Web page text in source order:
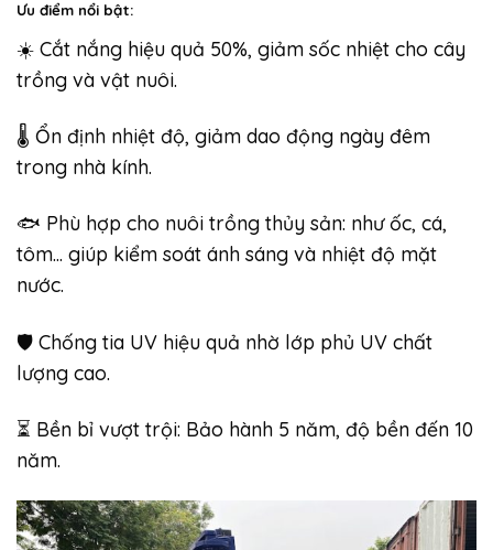
Ưu điểm nổi bật:
☀️ Cắt nắng hiệu quả 50%, giảm sốc nhiệt cho cây
trồng và vật nuôi.
🌡️ Ổn định nhiệt độ, giảm dao động ngày đêm
trong nhà kính.
🐟 Phù hợp cho nuôi trồng thủy sản: như ốc, cá,
tôm… giúp kiểm soát ánh sáng và nhiệt độ mặt
nước.
🛡️ Chống tia UV hiệu quả nhờ lớp phủ UV chất
lượng cao.
⏳ Bền bỉ vượt trội: Bảo hành 5 năm, độ bền đến 10
năm.